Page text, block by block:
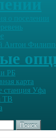
о поселении
Антон
РБ
карта
станция Уфа
ТВ
Поиск